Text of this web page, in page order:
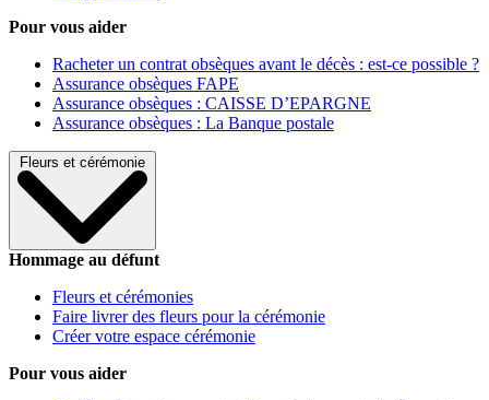
Pour vous aider
Racheter un contrat obsèques avant le décès : est-ce possible ?
Assurance obsèques FAPE
Assurance obsèques : CAISSE D’EPARGNE
Assurance obsèques : La Banque postale
Fleurs et cérémonie
Hommage au défunt
Fleurs et cérémonies
Faire livrer des fleurs pour la cérémonie
Créer votre espace cérémonie
Pour vous aider